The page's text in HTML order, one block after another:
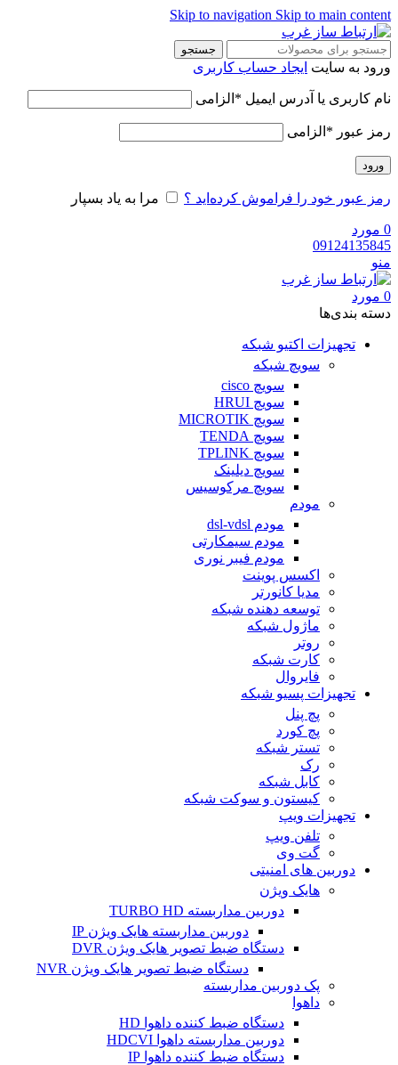
Skip to navigation Skip to main content
جستجو
ورود به سایت ایجاد حساب کاربری
نام کاربری یا آدرس ایمیل * الزامی
رمز عبور * الزامی
ورود
رمز عبور خود را فراموش کرده‌اید ؟ مرا به یاد بسپار
0 مورد
09124135845
منو
0 مورد
دسته‌ بندی‌ها
تجهیزات اکتیو شبکه
سویچ شبکه
سویچ cisco
سویچ HRUI
سویچ MICROTIK
سویچ TENDA
سویچ TPLINK
سویچ دیلینک
سویچ مرکوسیس
مودم
مودم dsl-vdsl
مودم سیمکارتی
مودم فیبر نوری
اکسس پوینت
مدیا کانورتر
توسعه دهنده شبکه
ماژول شبکه
روتر
کارت شبکه
فایروال
تجهیزات پسیو شبکه
پچ پنل
پچ کورد
تستر شبکه
رک
کابل شبکه
کیستون و سوکت شبکه
تجهیزات ویپ
تلفن ویپ
گت وی
دوربین های امنیتی
هایک ویژن
دوربین مداربسته TURBO HD
دوربین مداربسته هایک ویژن IP
دستگاه ضبط تصویر هایک ویژن DVR
دستگاه ضبط تصویر هایک ویژن NVR
پک دوربین مداربسته
داهوا
دستگاه ضبط کننده داهوا HD
دوربین مداربسته داهوا HDCVI
دستگاه ضبط کننده داهوا IP